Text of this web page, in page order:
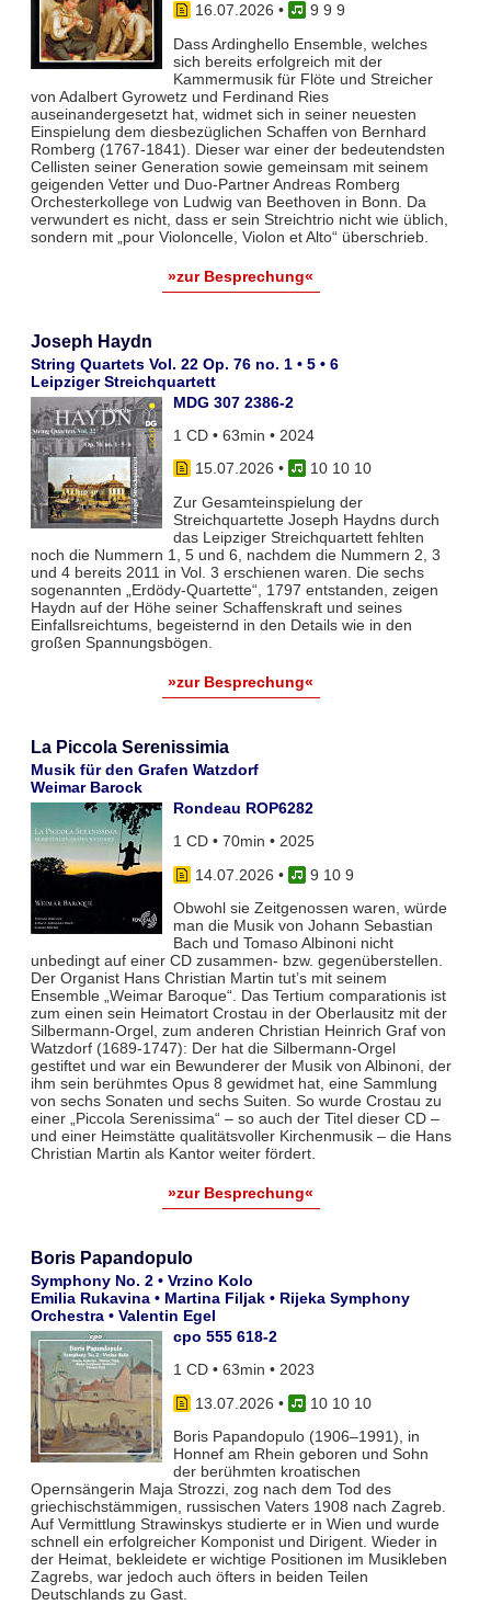
16.07.2026 •
9 9 9
Dass Ardinghello Ensemble, welches
sich bereits erfolgreich mit der
Kammermusik für Flöte und Streicher
von Adalbert Gyrowetz und Ferdinand Ries
auseinandergesetzt hat, widmet sich in seiner neuesten
Einspielung dem diesbezüglichen Schaffen von Bernhard
Romberg (1767-1841). Dieser war einer der bedeutendsten
Cellisten seiner Generation sowie gemeinsam mit seinem
geigenden Vetter und Duo-Partner Andreas Romberg
Orchesterkollege von Ludwig van Beethoven in Bonn. Da
verwundert es nicht, dass er sein Streichtrio nicht wie üblich,
sondern mit „pour Violoncelle, Violon et Alto“ überschrieb.
»zur Besprechung«
Joseph Haydn
String Quartets Vol. 22 Op. 76 no. 1 • 5 • 6
Leipziger Streichquartett
MDG 307 2386-2
1 CD • 63min • 2024
15.07.2026 •
10 10 10
Zur Gesamteinspielung der
Streichquartette Joseph Haydns durch
das Leipziger Streichquartett fehlten
noch die Nummern 1, 5 und 6, nachdem die Nummern 2, 3
und 4 bereits 2011 in Vol. 3 erschienen waren. Die sechs
sogenannten „Erdödy-Quartette“, 1797 entstanden, zeigen
Haydn auf der Höhe seiner Schaffenskraft und seines
Einfallsreichtums, begeisternd in den Details wie in den
großen Spannungsbögen.
»zur Besprechung«
La Piccola Serenissimia
Musik für den Grafen Watzdorf
Weimar Barock
Rondeau ROP6282
1 CD • 70min • 2025
14.07.2026 •
9 10 9
Obwohl sie Zeitgenossen waren, würde
man die Musik von Johann Sebastian
Bach und Tomaso Albinoni nicht
unbedingt auf einer CD zusammen- bzw. gegenüberstellen.
Der Organist Hans Christian Martin tut’s mit seinem
Ensemble „Weimar Baroque“. Das Tertium comparationis ist
zum einen sein Heimatort Crostau in der Oberlausitz mit der
Silbermann-Orgel, zum anderen Christian Heinrich Graf von
Watzdorf (1689-1747): Der hat die Silbermann-Orgel
gestiftet und war ein Bewunderer der Musik von Albinoni, der
ihm sein berühmtes Opus 8 gewidmet hat, eine Sammlung
von sechs Sonaten und sechs Suiten. So wurde Crostau zu
einer „Piccola Serenissima“ – so auch der Titel dieser CD –
und einer Heimstätte qualitätsvoller Kirchenmusik – die Hans
Christian Martin als Kantor weiter fördert.
»zur Besprechung«
Boris Papandopulo
Symphony No. 2 • Vrzino Kolo
Emilia Rukavina • Martina Filjak • Rijeka Symphony
Orchestra • Valentin Egel
cpo 555 618-2
1 CD • 63min • 2023
13.07.2026 •
10 10 10
Boris Papandopulo (1906–1991), in
Honnef am Rhein geboren und Sohn
der berühmten kroatischen
Opernsängerin Maja Strozzi, zog nach dem Tod des
griechischstämmigen, russischen Vaters 1908 nach Zagreb.
Auf Vermittlung Strawinskys studierte er in Wien und wurde
schnell ein erfolgreicher Komponist und Dirigent. Wieder in
der Heimat, bekleidete er wichtige Positionen im Musikleben
Zagrebs, war jedoch auch öfters in beiden Teilen
Deutschlands zu Gast.